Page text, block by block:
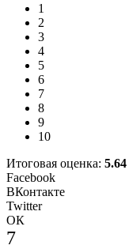
1
2
3
4
5
6
7
8
9
10
Итоговая оценка: 5.64
Facebook
ВКонтакте
Twitter
ОК
7